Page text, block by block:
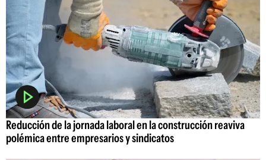
Reducción de la jornada laboral en la construcción reaviva
polémica entre empresarios y sindicatos